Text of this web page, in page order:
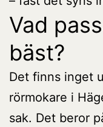
Vad
bäst?
Det finns inget
rörmokare i
sak. Det beror